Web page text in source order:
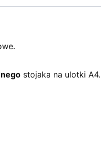
stojaka na ulotki A4.